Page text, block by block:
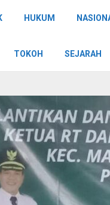
HUKUM
TOKOH SEJARAH